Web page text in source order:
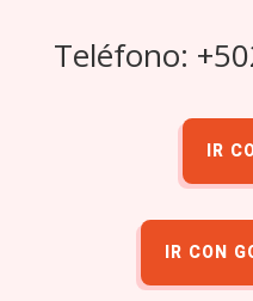
Teléfono:
IR
IR CON